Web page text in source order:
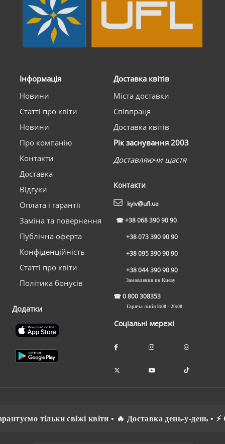
Інформація
Новини
Статті про квіти
Новини
Про компанію
Контакти
Доставка
Відгуки
Оплата і гарантії
Заміна та повернення
Публічна оферта
Конфіденційність
Статті про квіти
Політика бонусів
Додатки
Доставка квітів
Міста доставки
Співпраця
Доставка квітів
Рік заснування 2003
Доставляючи щастя
Контакти
kyiv@ufl.ua
☎+38 068 390 90 90
+38 073 390 90 90
+38 095 390 90 90
+38 044 390 90 90
Замовлення по Києву
☎0 800 308353
Гаряча лінія 8:00 - 20:00
Соціальні мережі
тільки свіжі квіти • 🔥 Доставка день-у-день • ⚡